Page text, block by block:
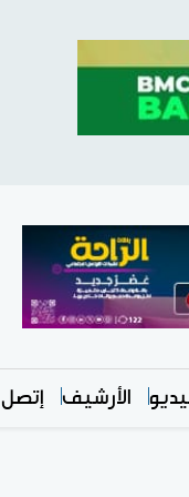
الأرشيف إتصل